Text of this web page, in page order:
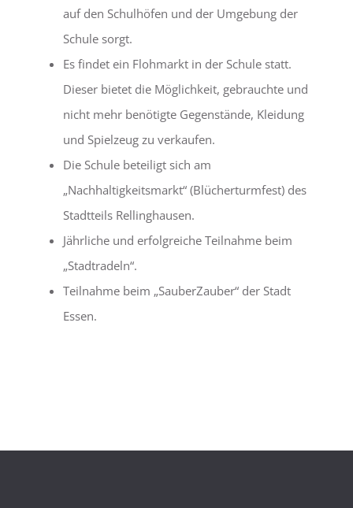
auf den Schulhöfen und der Umgebung der
Schule sorgt.
Es findet ein Flohmarkt in der Schule statt.
Dieser bietet die Möglichkeit, gebrauchte und
nicht mehr benötigte Gegenstände, Kleidung
und Spielzeug zu verkaufen.
Die Schule beteiligt sich am
„Nachhaltigkeitsmarkt“ (Blücherturmfest) des
Stadtteils Rellinghausen.
Jährliche und erfolgreiche Teilnahme beim
„Stadtradeln“.
Teilnahme beim „SauberZauber“ der Stadt
Essen.